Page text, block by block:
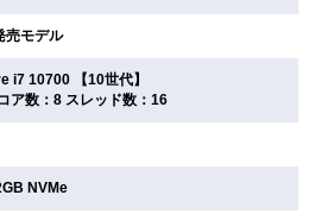
売モデル
i7 10700 【10世代】
ア数：8 スレッド数：16
NVMe